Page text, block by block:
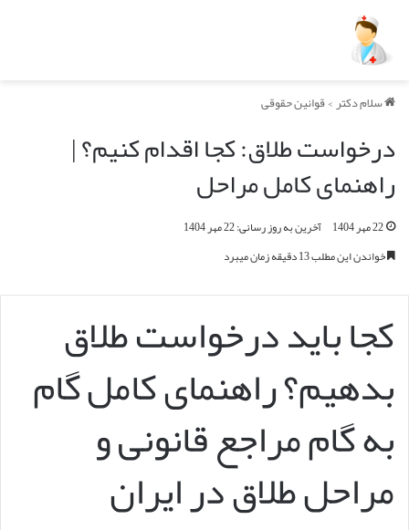
سلام دکتر>قوانین حقوقی
درخواست طلاق: کجا اقدام کنیم؟ |
راهنمای کامل مراحل
22 مهر 1404
آخرین به روز رسانی: 22 مهر 1404
خواندن این مطلب 13 دقیقه زمان میبرد
کجا باید درخواست طلاق
بدهیم؟ راهنمای کامل گام
به گام مراجع قانونی و
مراحل طلاق در ایران